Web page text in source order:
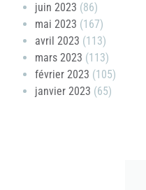
juin 2023 (86)
mai 2023 (167)
avril 2023 (113)
mars 2023 (113)
février 2023 (105)
janvier 2023 (65)